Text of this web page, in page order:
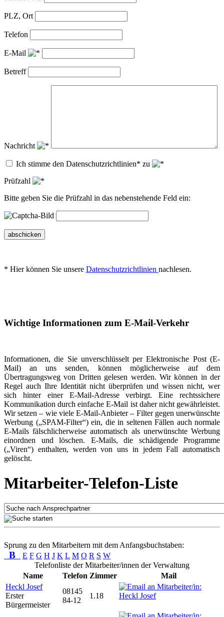
PLZ, Ort
Telefon
E-Mail
Betreff
Nachricht
Ich stimme den Datenschutzrichtlinien* zu
Prüfzahl
Bitte geben Sie die Prüfzahl in das nebenstehende Feld ein:
abschicken
* Hier können Sie unsere Datenschutzrichtlinien nachlesen.
Wichtige Informationen zum E-Mail-Verkehr
Informationen, die Sie unverschlüsselt per Elektronische Post (E-
Mail) an uns senden, können möglicherweise auf dem
Übertragungsweg von Dritten gelesen werden. Wir können in der
Regel auch Ihre Identität nicht überprüfen und wissen nicht, wer
sich hinter einer E-Mail-Adresse verbirgt. Eine rechtssichere
Kommunikation durch einfache E-Mail ist daher nicht gewährleistet.
Wir setzen – wie viele E-Mail-Anbieter – Filter gegen unerwünschte
Werbung („SPAM-Filter“) ein, die in seltenen Fällen auch normale
E-Mails fälschlicherweise automatisch als unerwünschte Werbung
einordnen und löschen. E-Mails, die schädigende Programme
(„Viren“) enthalten, werden von uns in jedem Fall automatisch
gelöscht.
Mitarbeiter-Telefon-Liste
Sprung zu den Mitarbeitern mit dem Anfangsbuchstaben:
B E F G H J K L M O R S W
Telefonliste der Mitarbeiter/innen der Verwaltung
Name
Telefon Zimmer
Mail
Heckl Josef
Erster
Bürgermeister
08145
84-12
1.18